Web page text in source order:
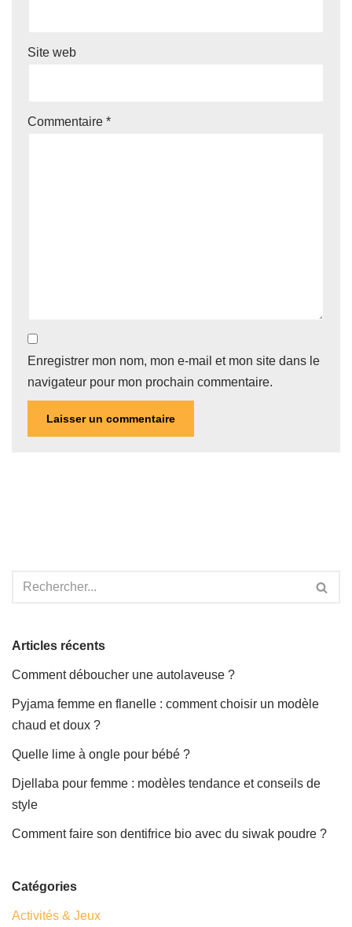
Site web
Commentaire *
Enregistrer mon nom, mon e-mail et mon site dans le
navigateur pour mon prochain commentaire.
Articles récents
Comment déboucher une autolaveuse ?
Pyjama femme en flanelle : comment choisir un modèle
chaud et doux ?
Quelle lime à ongle pour bébé ?
Djellaba pour femme : modèles tendance et conseils de
style
Comment faire son dentifrice bio avec du siwak poudre ?
Catégories
Activités & Jeux